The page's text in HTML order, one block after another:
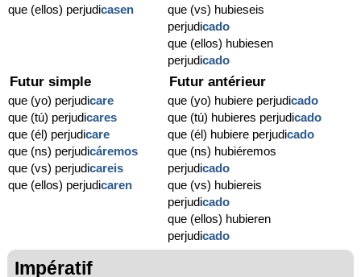
que (ellos) perjudicasen
que (vs) hubieseis
perjudicado
que (ellos) hubiesen
perjudicado
Futur simple
que (yo) perjudicare
que (tú) perjudicares
que (él) perjudicare
que (ns) perjudicáremos
que (vs) perjudicareis
que (ellos) perjudicaren
Futur antérieur
que (yo) hubiere perjudicado
que (tú) hubieres perjudicado
que (él) hubiere perjudicado
que (ns) hubiéremos
perjudicado
que (vs) hubiereis
perjudicado
que (ellos) hubieren
perjudicado
Impératif